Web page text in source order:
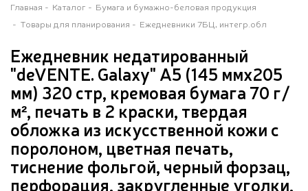
Главная Каталог
Бумага и бумажно-беловая продукция
Товары для планирования
Ежедневники 7БЦ, интегр.обл
Ежедневник недатированный
"deVENTE. Galaxy" A5 (145 ммx205
мм) 320 стр, кремовая бумага 70 г/
м², печать в 2 краски, твердая
обложка из искусственной кожи с
поролоном, цветная печать,
тиснение фольгой, черный форзац,
перфорация, закругленные уголки,